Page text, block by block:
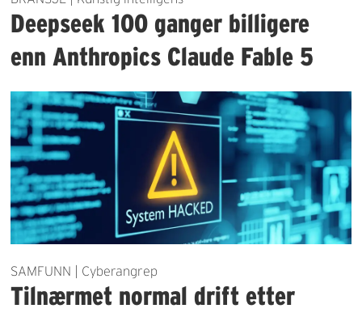
Deepseek 100 ganger billigere
enn Anthropics Claude Fable 5
SAMFUNN | Cyberangrep
Tilnærmet normal drift etter